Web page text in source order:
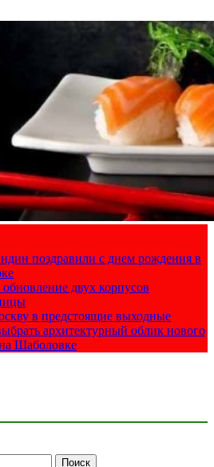
поздравили с днем рождения в
двух корпусов
в предстоящие выходные
архитектурный облик нового
Шаболовке